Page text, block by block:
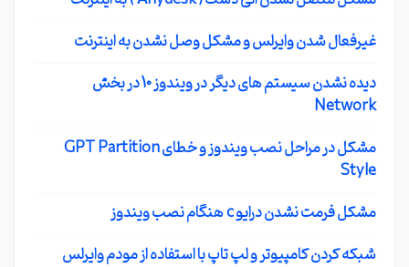
غیرفعال شدن وایرلس و مشکل وصل نشدن به اینترنت
دیده نشدن سیستم های دیگر در ویندوز 10 در بخش
Network
مشکل در مراحل نصب ویندوز و خطای GPT Partition
Style
مشکل فرمت نشدن درایو c هنگام نصب ویندوز
شبکه کردن کامپیوتر و لپ تاپ با استفاده از مودم وایرلس